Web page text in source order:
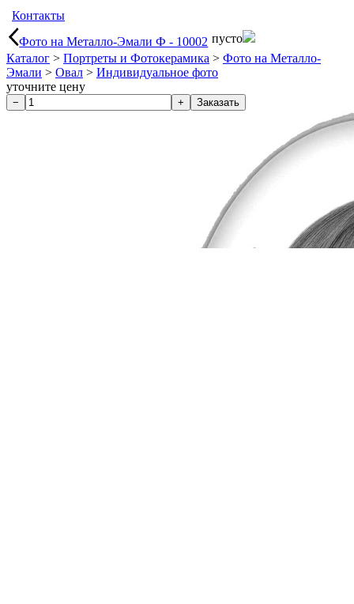
Контакты
Фото на Металло-Эмали Ф - 10002 пусто
Каталог > Портреты и Фотокерамика > Фото на Металло-
Эмали > Овал > Индивидуальное фото
уточните цену